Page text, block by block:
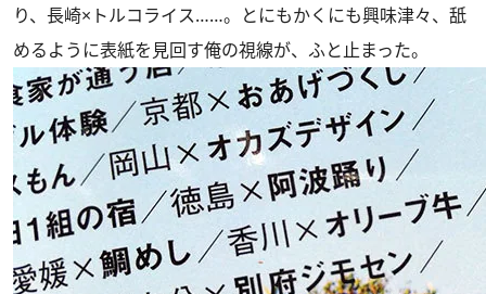
り、長崎×トルコライス……。とにもかくにも興味津々、舐
めるように表紙を見回す俺の視線が、ふと止まった。